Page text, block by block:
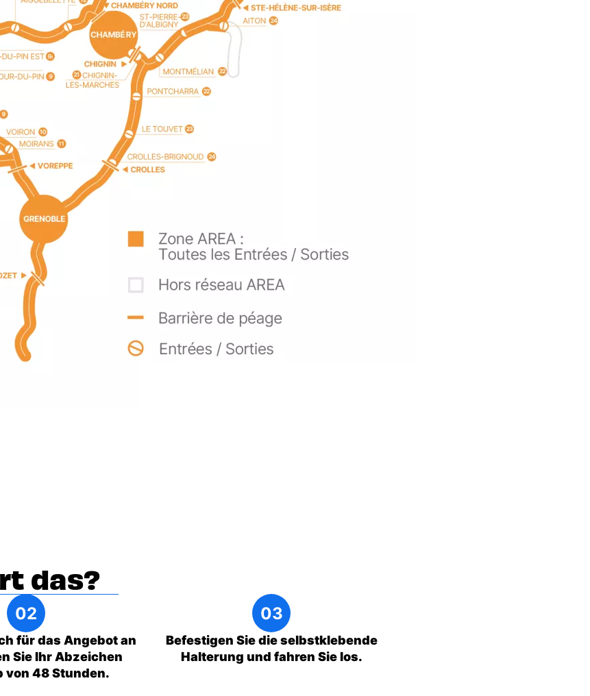
das?
für das Angebot an
Sie Ihr Abzeichen
von 48 Stunden.
Befestigen Sie die selbstklebende
Halterung und fahren Sie los.